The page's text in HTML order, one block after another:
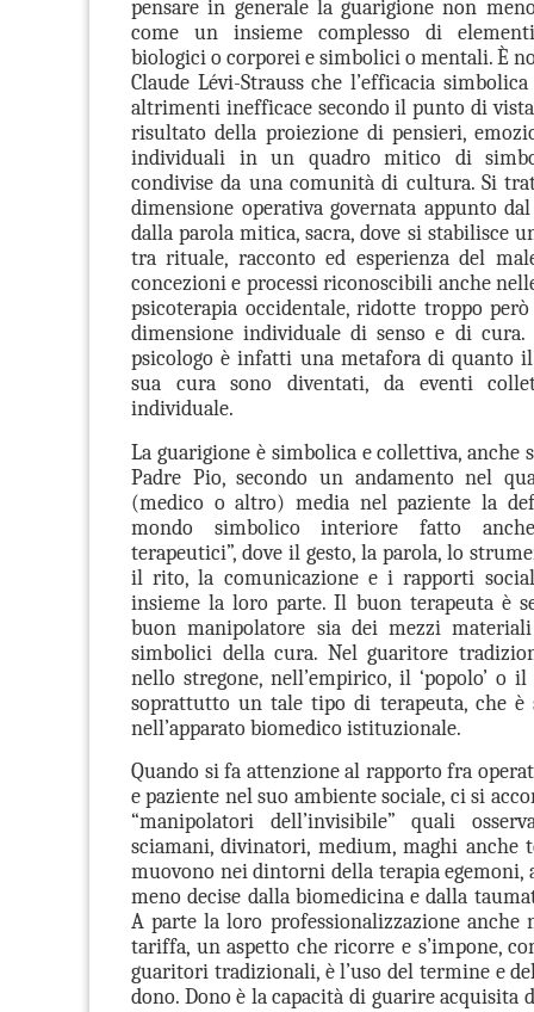
pensare in generale la guarigione non
come un insieme complesso di
biologici o corporei e simbolici o mentali. È
Claude Lévi-Strauss che l’efficacia
altrimenti inefficace secondo il punto di
risultato della proiezione di pensieri,
individuali in un quadro mitico di
condivise da una comunità di cultura. Si
dimensione operativa governata appunto
dalla parola mitica, sacra, dove si stabilisce
tra rituale, racconto ed esperienza del
concezioni e processi riconoscibili anche
psicoterapia occidentale, ridotte troppo
dimensione individuale di senso e di
psicologo è infatti una metafora di quanto il
sua cura sono diventati, da eventi
individuale.
La guarigione è simbolica e collettiva, anche
Padre Pio, secondo un andamento nel
(medico o altro) media nel paziente la
mondo simbolico interiore fatto
terapeutici”, dove il gesto, la parola, lo
il rito, la comunicazione e i rapporti
insieme la loro parte. Il buon terapeuta è
buon manipolatore sia dei mezzi
simbolici della cura. Nel guaritore
nello stregone, nell’empirico, il ‘popolo’ o il
soprattutto un tale tipo di terapeuta, che è
nell’apparato biomedico istituzionale.
Quando si fa attenzione al rapporto fra
e paziente nel suo ambiente sociale, ci si
“manipolatori dell’invisibile” quali
sciamani, divinatori, medium, maghi anche
muovono nei dintorni della terapia egemoni,
meno decise dalla biomedicina e dalla
A parte la loro professionalizzazione anche
tariffa, un aspetto che ricorre e s’impone,
guaritori tradizionali, è l’uso del termine e
dono. Dono è la capacità di guarire acquisita